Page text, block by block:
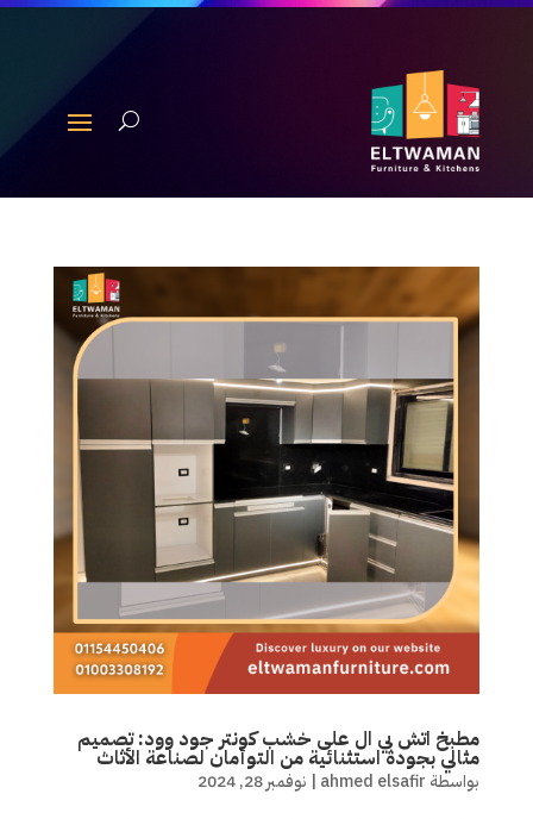
مطبخ اتش بي ال على خشب كونتر جود وود: تصميم
مثالي بجودة استثنائية من التوأمان لصناعة الأثاث
بواسطة ahmed elsafir
| نوفمبر 28, 2024